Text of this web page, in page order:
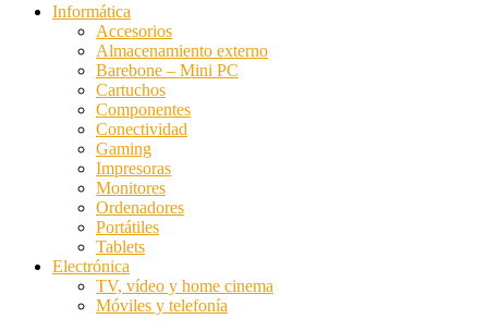
Informática
Accesorios
Almacenamiento externo
Barebone – Mini PC
Cartuchos
Componentes
Conectividad
Gaming
Impresoras
Monitores
Ordenadores
Portátiles
Tablets
Electrónica
TV, vídeo y home cinema
Móviles y telefonía